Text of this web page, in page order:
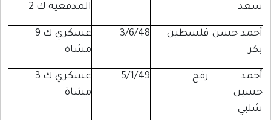
سعد
المدفعية ك 2
أحمد حسن
بكر
فلسطين 3/6/48
عسكري ك 9
مشاة
أحمد
حسين
شلبي
رفح 5/1/49
عسكري ك 3
مشاة